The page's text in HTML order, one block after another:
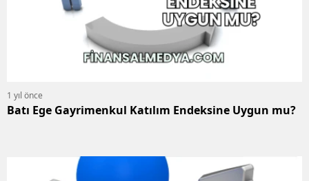
1 yıl önce
Batı Ege Gayrimenkul Katılım Endeksine Uygun mu?